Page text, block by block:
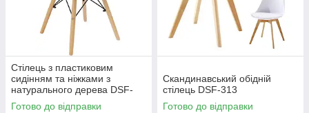
Стілець з пластиковим
сидінням та ніжками з
натурального дерева DSF-
310 White
Готово до відправки
Скандинавський обідній
стілець DSF-313
Готово до відправки